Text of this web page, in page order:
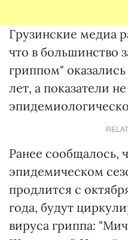
Грузинские медиа
что в большинство
гриппом"
лет, а показатели
Ранее сообщалось,
эпидемическом
продлится с
года, будут
вируса гриппа: